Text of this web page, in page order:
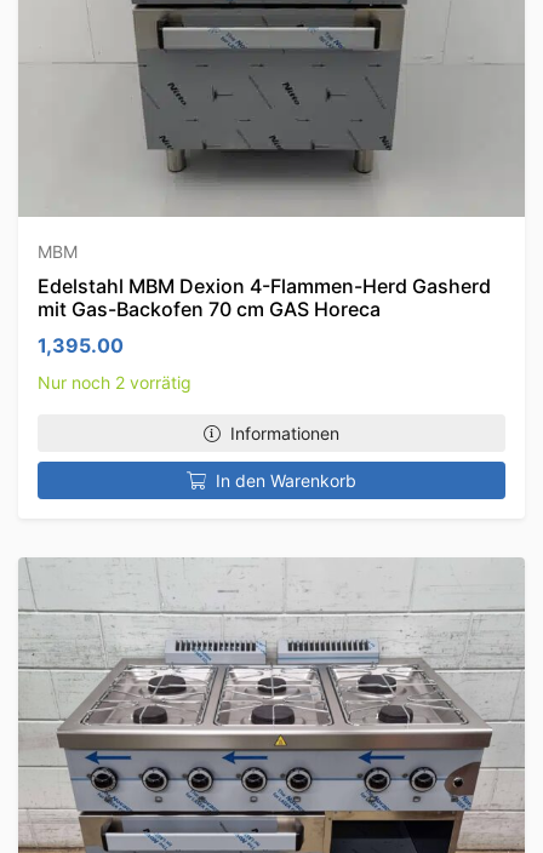
MBM
Edelstahl MBM Dexion 4-Flammen-Herd Gasherd
mit Gas-Backofen 70 cm GAS Horeca
1,395.00
Nur noch 2 vorrätig
Informationen
In den Warenkorb